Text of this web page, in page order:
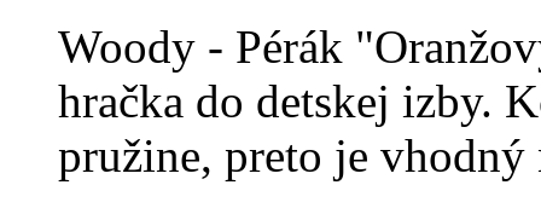
Woody - Pérák
hračka do detskej izby.
pružine, preto je